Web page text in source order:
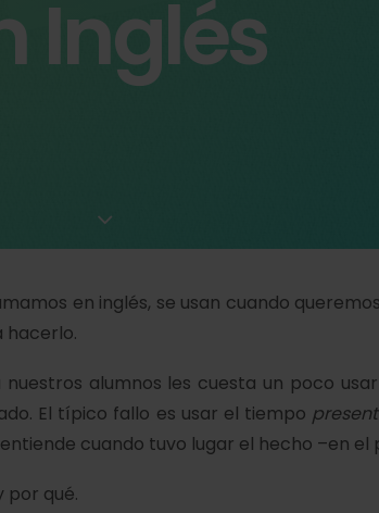
Inglés
en inglés, se usan cuando
hacerlo.
nuestros alumnos les cuesta un poco
El típico fallo es usar el tiempo
cuando tuvo lugar el hecho –en
por qué.